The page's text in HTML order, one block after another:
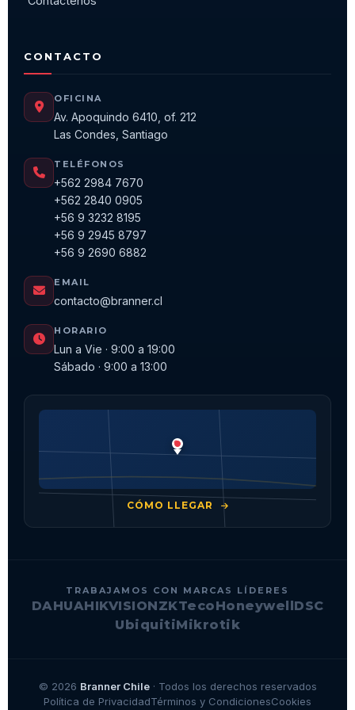
CONTACTO
OFICINA
Av. Apoquindo 6410, of. 212
Las Condes, Santiago
TELÉFONOS
+562 2984 7670
+562 2840 0905
+56 9 3232 8195
+56 9 2945 8797
+56 9 2690 6882
EMAIL
contacto@branner.cl
HORARIO
Lun a Vie · 9:00 a 19:00
Sábado · 9:00 a 13:00
CÓMO LLEGAR
TRABAJAMOS CON MARCAS LÍDERES
DAHUAHIKVISIONZKTecoHoneywellDSC
UbiquitiMikrotik
© 2026 Branner Chile· Todos los derechos reservados
Política de PrivacidadTérminos y CondicionesCookies